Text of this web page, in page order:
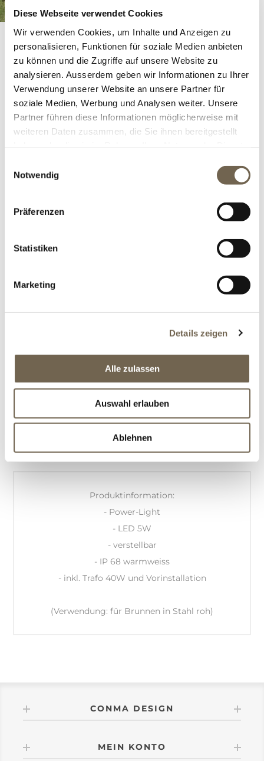
Diese Webseite verwendet Cookies
Wir verwenden Cookies, um Inhalte und Anzeigen zu
personalisieren, Funktionen für soziale Medien anbieten
zu können und die Zugriffe auf unsere Website zu
analysieren. Ausserdem geben wir Informationen zu Ihrer
Verwendung unserer Website an unsere Partner für
soziale Medien, Werbung und Analysen weiter. Unsere
Partner führen diese Informationen möglicherweise mit
weiteren Daten zusammen, die Sie ihnen bereitgestellt
Notwendig
Präferenzen
Statistiken
Marketing
Details zeigen
Alle zulassen
Auswahl erlauben
Ablehnen
Beleuchtung im Brunnen mit dem richtigen LED-
Beleuchtungskörper zeichnet spezielle Effekte und
Bewegungen auf die Wasseroberfläche.
Artikelnummer: 26411
Gebinde
BESCHREIBUNG
OFFERTANFRAGE
Produktinformation:
- Power-Light
- LED 5W
- verstellbar
- IP 68 warmweiss
- inkl. Trafo 40W und Vorinstallation
(Verwendung: für Brunnen in Stahl roh)
CONMA DESIGN
MEIN KONTO